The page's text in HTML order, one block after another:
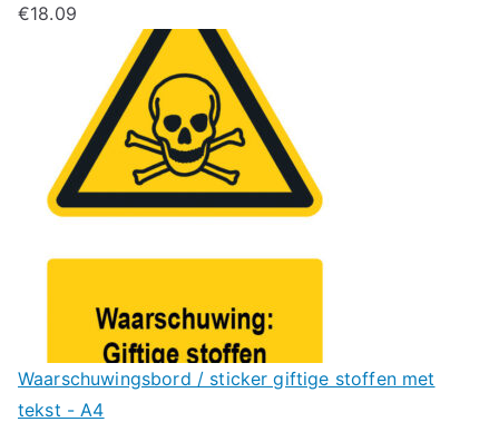
€18.09
Waarschuwingsbord / sticker giftige stoffen met
tekst - A4